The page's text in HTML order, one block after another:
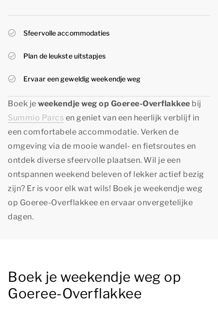
Sfeervolle accommodaties
Plan de leukste uitstapjes
Ervaar een geweldig weekendje weg
Boek je weekendje weg op Goeree-Overflakkee bij
Summio Parcs en geniet van een heerlijk verblijf in
een comfortabele accommodatie. Verken de
omgeving via de mooie wandel- en fietsroutes en
ontdek diverse sfeervolle plaatsen. Wil je een
ontspannen weekend beleven of lekker actief bezig
zijn? Er is voor elk wat wils! Boek je weekendje weg
op Goeree-Overflakkee en ervaar onvergetelijke
dagen.
Boek je weekendje weg op
Goeree-Overflakkee